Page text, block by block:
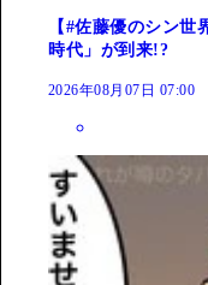
【#佐藤優のシン
時代」が到来!?
2026年08月07日 07:00